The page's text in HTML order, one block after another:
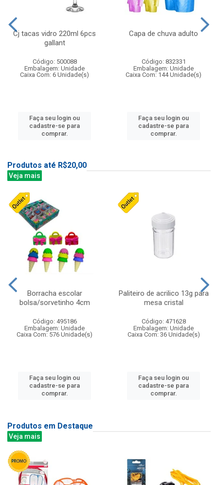
Cj tacas vidro 220ml 6pcs
gallant
Código: 500088
Embalagem: Unidade
Caixa Com: 6 Unidade(s)
Faça seu login ou
cadastre-se para
comprar.
Capa de chuva adulto
Código: 832331
Embalagem: Unidade
Caixa Com: 144 Unidade(s)
Faça seu login ou
cadastre-se para
comprar.
Produtos até R$20,00
Veja mais
Borracha escolar
bolsa/sorvetinho 4cm
Código: 495186
Embalagem: Unidade
Caixa Com: 576 Unidade(s)
Faça seu login ou
cadastre-se para
comprar.
Paliteiro de acrilico 13g para
mesa cristal
Código: 471628
Embalagem: Unidade
Caixa Com: 36 Unidade(s)
Faça seu login ou
cadastre-se para
comprar.
Produtos em Destaque
Veja mais